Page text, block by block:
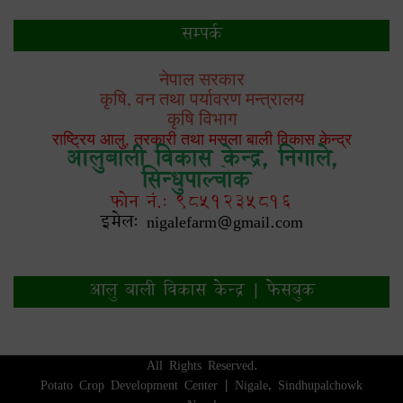
सम्पर्क
नेपाल सरकार
कृषि, वन तथा पर्यावरण मन्त्रालय
कृषि विभाग
राष्ट्रिय आलु, तरकारी तथा मसला बाली विकास केन्द्र
आलुबाली विकास केन्द्र, निगाले,
सिन्धुपाल्चोक
फोन नं.: 9851235816
इमेल: nigalefarm@gmail.com
आलु बाली विकास केन्द्र | फेसबुक
All Rights Reserved.
Potato Crop Development Center | Nigale, Sindhupalchowk